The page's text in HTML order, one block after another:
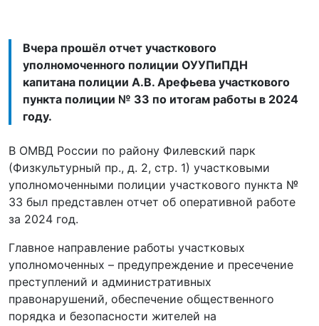
Вчера прошёл отчет участкового
уполномоченного полиции ОУУПиПДН
капитана полиции А.В. Арефьева участкового
пункта полиции № 33 по итогам работы в 2024
году.
В ОМВД России по району Филевский парк
(Физкультурный пр., д. 2, стр. 1) участковыми
уполномоченными полиции участкового пункта №
33 был представлен отчет об оперативной работе
за 2024 год.
Главное направление работы участковых
уполномоченных – предупреждение и пресечение
преступлений и административных
правонарушений, обеспечение общественного
порядка и безопасности жителей на